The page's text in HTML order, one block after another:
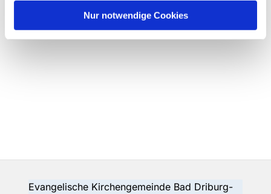
Nur notwendige Cookies
Evangelische Kirchengemeinde Bad Driburg-